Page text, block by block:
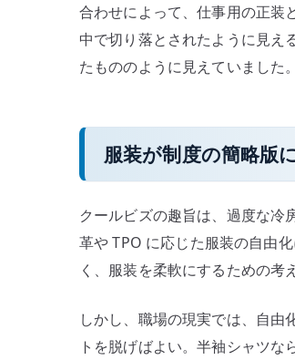
合わせによって、仕事用の正装
中で切り落とされたように見え
たもののように見えていました。
服装が制度の簡略版
クールビズの趣旨は、過度な冷
革や TPO に応じた服装の自由
く、服装を柔軟にするための考
しかし、職場の現実では、自由
トを脱げばよい。半袖シャツ